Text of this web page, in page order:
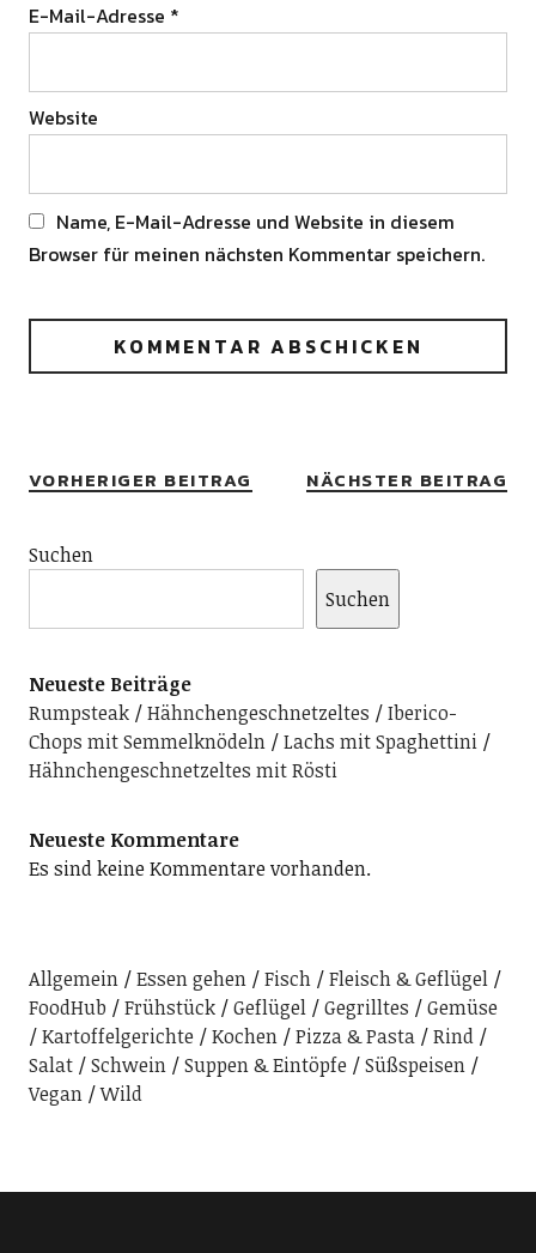
E-Mail-Adresse *
Website
Name, E-Mail-Adresse und Website in diesem
Browser für meinen nächsten Kommentar speichern.
VORHERIGER BEITRAG NÄCHSTER BEITRAG
Suchen
Suchen
Neueste Beiträge
Rumpsteak
Hähnchengeschnetzeltes
Iberico-
Chops mit Semmelknödeln
Lachs mit Spaghettini
Hähnchengeschnetzeltes mit Rösti
Neueste Kommentare
Es sind keine Kommentare vorhanden.
Allgemein Essen gehen Fisch
Fleisch & Geflügel
FoodHub
Frühstück Geflügel Gegrilltes
Gemüse
Kartoffelgerichte
Kochen Pizza & Pasta
Rind
Salat
Schwein Suppen & Eintöpfe
Süßspeisen
Vegan
Wild